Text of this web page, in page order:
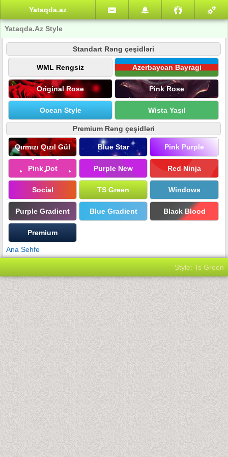
Yataqda.az
Yataqda.Az Style
Standart Rəng çeşidləri
WML Rengsiz Azerbaycan Bayragi
Original Rose Pink Rose
Ocean Style Wista Yaşıl
Premium Rəng çeşidləri
Qırmızı Qızıl Gül Blue Star Pink Purple
Pink Dot Purple New Red Ninja
Social TS Green Windows
Purple Gradient Blue Gradient Black Blood
Premium
Ana Sehfe
Style: Ts Green